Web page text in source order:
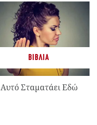
ΒΙΒΛΊΑ
Αυτό Σταματάει Εδώ